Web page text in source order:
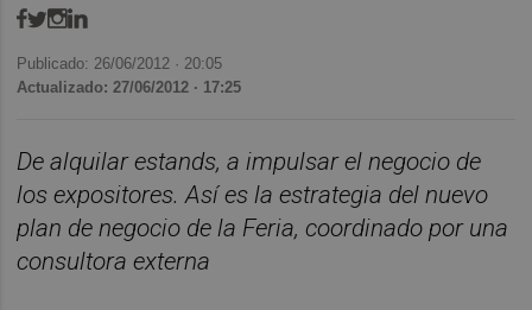
Publicado: 26/06/2012 · 20:05
Actualizado: 27/06/2012 · 17:25
De alquilar estands, a impulsar el negocio de
los expositores. Así es la estrategia del nuevo
plan de negocio de la Feria, coordinado por una
consultora externa